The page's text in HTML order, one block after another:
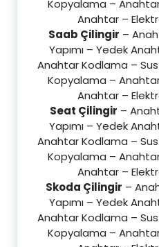
Kopyalama –
Anahtar –
Saab Çilingir –
Yapımı – Yedek
Anahtar Kodlama –
Kopyalama –
Anahtar –
Seat Çilingir –
Yapımı – Yedek
Anahtar Kodlama –
Kopyalama –
Anahtar –
Skoda Çilingir –
Yapımı – Yedek
Anahtar Kodlama –
Kopyalama –